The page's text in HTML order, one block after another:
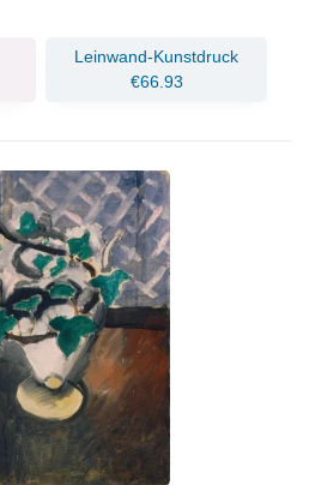
Leinwand-Kunstdruck
€66.93